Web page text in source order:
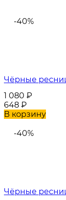
-40%
Чёрные
1 080 ₽
648 ₽
В корзину
-40%
Чёрные